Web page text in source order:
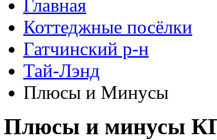
Главная
Коттеджные посёлки
Гатчинский р-н
Тай-Лэнд
Плюсы и Минусы
Плюсы и минусы